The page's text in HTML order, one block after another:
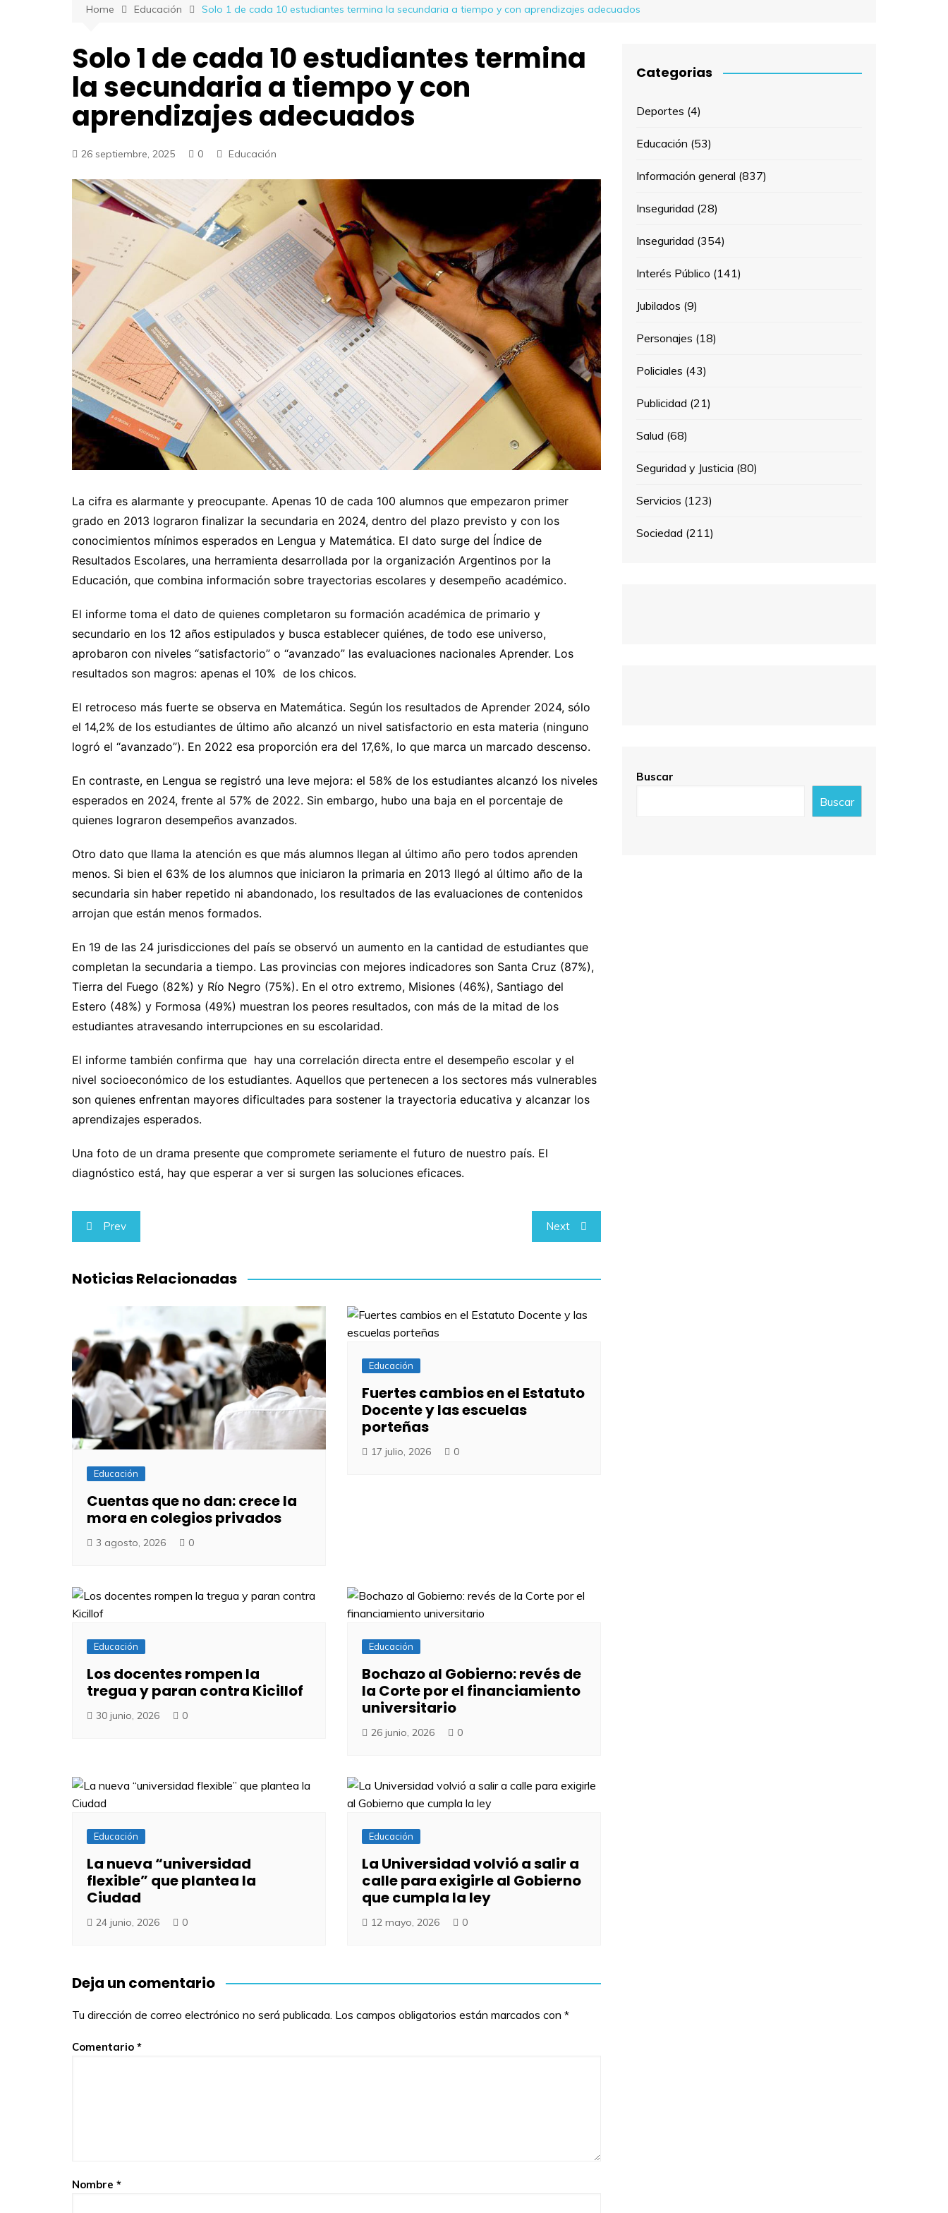
Home Educación Solo 1 de cada 10 estudiantes termina la secundaria a tiempo y con aprendizajes adecuados
Solo 1 de cada 10 estudiantes termina
la secundaria a tiempo y con
aprendizajes adecuados
26 septiembre, 2025 0 Educación
La cifra es alarmante y preocupante. Apenas 10 de cada 100 alumnos que empezaron primer
grado en 2013 lograron finalizar la secundaria en 2024, dentro del plazo previsto y con los
conocimientos mínimos esperados en Lengua y Matemática. El dato surge del Índice de
Resultados Escolares, una herramienta desarrollada por la organización Argentinos por la
Educación, que combina información sobre trayectorias escolares y desempeño académico.
El informe toma el dato de quienes completaron su formación académica de primario y
secundario en los 12 años estipulados y busca establecer quiénes, de todo ese universo,
aprobaron con niveles “satisfactorio” o “avanzado” las evaluaciones nacionales Aprender. Los
resultados son magros: apenas el 10% de los chicos.
El retroceso más fuerte se observa en Matemática. Según los resultados de Aprender 2024, sólo
el 14,2% de los estudiantes de último año alcanzó un nivel satisfactorio en esta materia (ninguno
logró el “avanzado”). En 2022 esa proporción era del 17,6%, lo que marca un marcado descenso.
En contraste, en Lengua se registró una leve mejora: el 58% de los estudiantes alcanzó los niveles
esperados en 2024, frente al 57% de 2022. Sin embargo, hubo una baja en el porcentaje de
quienes lograron desempeños avanzados.
Otro dato que llama la atención es que más alumnos llegan al último año pero todos aprenden
menos. Si bien el 63% de los alumnos que iniciaron la primaria en 2013 llegó al último año de la
secundaria sin haber repetido ni abandonado, los resultados de las evaluaciones de contenidos
arrojan que están menos formados.
En 19 de las 24 jurisdicciones del país se observó un aumento en la cantidad de estudiantes que
completan la secundaria a tiempo. Las provincias con mejores indicadores son Santa Cruz (87%),
Tierra del Fuego (82%) y Río Negro (75%). En el otro extremo, Misiones (46%), Santiago del
Estero (48%) y Formosa (49%) muestran los peores resultados, con más de la mitad de los
estudiantes atravesando interrupciones en su escolaridad.
El informe también confirma que hay una correlación directa entre el desempeño escolar y el
nivel socioeconómico de los estudiantes. Aquellos que pertenecen a los sectores más vulnerables
son quienes enfrentan mayores dificultades para sostener la trayectoria educativa y alcanzar los
aprendizajes esperados.
Una foto de un drama presente que compromete seriamente el futuro de nuestro país. El
diagnóstico está, hay que esperar a ver si surgen las soluciones eficaces.
Navegación
de
entradas
Prev Next
Noticias Relacionadas
Educación
Cuentas que no dan: crece la
mora en colegios privados
3 agosto, 2026 0
Educación
Fuertes cambios en el Estatuto
Docente y las escuelas
porteñas
17 julio, 2026 0
Educación
Los docentes rompen la
tregua y paran contra Kicillof
30 junio, 2026 0
Educación
Bochazo al Gobierno: revés de
la Corte por el financiamiento
universitario
26 junio, 2026 0
Educación
La nueva “universidad
flexible” que plantea la
Ciudad
24 junio, 2026 0
Educación
La Universidad volvió a salir a
calle para exigirle al Gobierno
que cumpla la ley
12 mayo, 2026 0
Deja un comentario
Tu dirección de correo electrónico no será publicada. Los campos obligatorios están marcados con *
Comentario *
Nombre *
Categorias
Deportes (4)
Educación (53)
Información general (837)
Inseguridad (28)
Inseguridad (354)
Interés Público (141)
Jubilados (9)
Personajes (18)
Policiales (43)
Publicidad (21)
Salud (68)
Seguridad y Justicia (80)
Servicios (123)
Sociedad (211)
Buscar
Buscar